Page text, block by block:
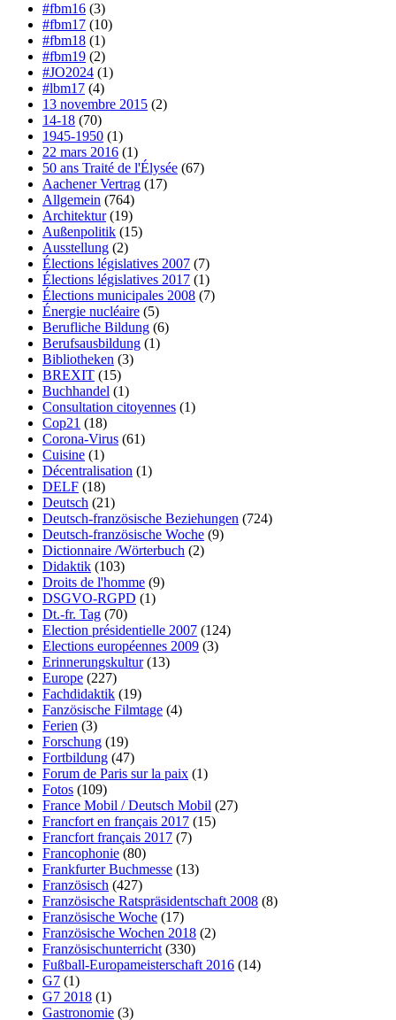
#fbm16 (3)
#fbm17 (10)
#fbm18 (1)
#fbm19 (2)
#JO2024 (1)
#lbm17 (4)
13 novembre 2015 (2)
14-18 (70)
1945-1950 (1)
22 mars 2016 (1)
50 ans Traité de l'Élysée (67)
Aachener Vertrag (17)
Allgemein (764)
Architektur(19)
Außenpolitik (15)
Ausstellung (2)
Élections législatives 2007 (7)
Élections législatives 2017 (1)
Élections municipales 2008 (7)
Énergie nucléaire (5)
Berufliche Bildung (6)
Berufsausbildung (1)
Bibliotheken (3)
BREXIT (15)
Buchhandel (1)
Consultation citoyennes (1)
Cop21 (18)
Corona-Virus (61)
Cuisine (1)
Décentralisation (1)
DELF (18)
Deutsch (21)
Deutsch-französische Beziehungen (724)
Deutsch-französische Woche (9)
Dictionnaire /Wörterbuch (2)
Didaktik (103)
Droits de l'homme (9)
DSGVO-RGPD (1)
Dt.-fr. Tag (70)
Election présidentielle 2007 (124)
Elections européennes 2009 (3)
Erinnerungskultur(13)
Europe (227)
Fachdidaktik (19)
Fanzösische Filmtage (4)
Ferien (3)
Forschung (19)
Fortbildung (47)
Forum de Paris sur la paix (1)
Fotos (109)
France Mobil / Deutsch Mobil (27)
Francfort en français 2017 (15)
Francfort français 2017 (7)
Francophonie (80)
Frankfurter Buchmesse (13)
Französisch (427)
Französische Ratspräsidentschaft 2008 (8)
Französische Woche (17)
Französische Wochen 2018 (2)
Französischunterricht (330)
Fußball-Europameisterschaft 2016 (14)
G7 (1)
G7 2018 (1)
Gastronomie (3)